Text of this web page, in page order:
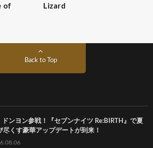
of
Lizard
Back to Top
ドンヨン参戦！『セブンナイツ Re:BIRTH』で夏
尽くす豪華アップデートが到来！